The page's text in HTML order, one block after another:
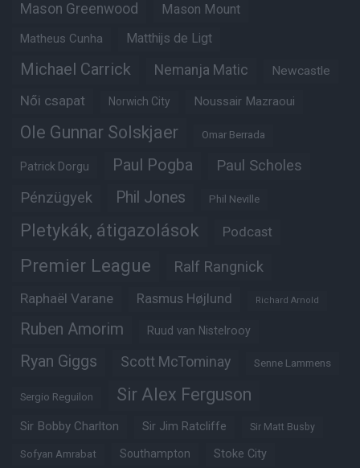
Mason Greenwood Mason Mount
Matheus Cunha Matthijs de Ligt
Michael Carrick Nemanja Matic Newcastle
Női csapat Norwich City Noussair Mazraoui
Ole Gunnar Solskjaer Omar Berrada
Patrick Dorgu Paul Pogba Paul Scholes
Pénzügyek Phil Jones Phil Neville
Pletykák, átigazolások Podcast
Premier League Ralf Rangnick
Raphaël Varane Rasmus Højlund Richard Arnold
Ruben Amorim Ruud van Nistelrooy
Ryan Giggs Scott McTominay Senne Lammens
Sergio Reguilon Sir Alex Ferguson
Sir Bobby Charlton Sir Jim Ratcliffe Sir Matt Busby
Sofyan Amrabat Southampton Stoke City